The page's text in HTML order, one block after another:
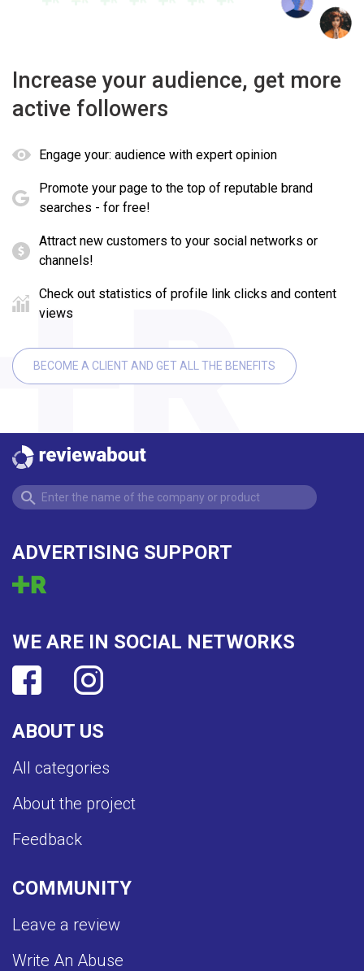
Increase your audience, get more
active followers
Engage your: audience with expert opinion
Promote your page to the top of reputable brand
searches - for free!
Attract new customers to your social networks or
channels!
Check out statistics of profile link clicks and content
views
BECOME A CLIENT AND GET ALL THE BENEFITS
ABOUT US
All categories
About the project
Feedback
COMMUNITY
Leave a review
Write An Abuse
ADVERTISING SUPPORT
WE ARE IN SOCIAL NETWORKS